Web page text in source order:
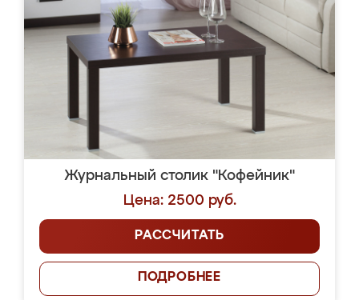
Журнальный столик "Кофейник"
Цена: 2500 руб.
РАССЧИТАТЬ
ПОДРОБНЕЕ